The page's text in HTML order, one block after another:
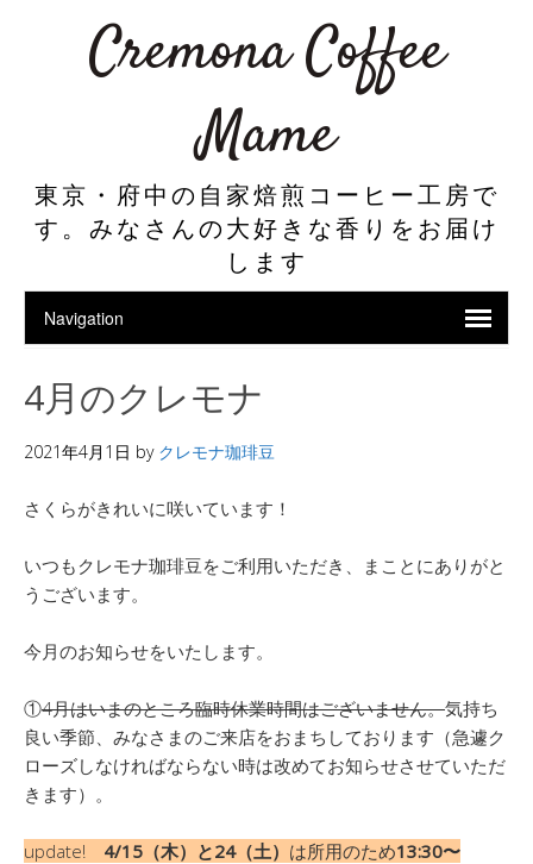
Cremona Coffee
Mame
東京・府中の自家焙煎コーヒー工房で
す。みなさんの大好きな香りをお届け
します
4月のクレモナ
2021年4月1日 by クレモナ珈琲豆
さくらがきれいに咲いています！
いつもクレモナ珈琲豆をご利用いただき、まことにありがと
うございます。
今月のお知らせをいたします。
①4月はいまのところ臨時休業時間はございません。気持ち
良い季節、みなさまのご来店をおまちしております（急遽ク
ローズしなければならない時は改めてお知らせさせていただ
きます）。
update! 4/15（木）と24（土） は所用のため13:30〜